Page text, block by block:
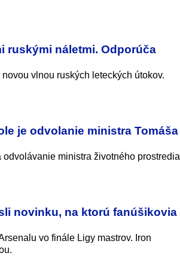
ruskými náletmi. Odporúča
vlnou ruských leteckých útokov.
je odvolanie ministra Tomáša
ministra životného prostredia
novinku, na ktorú fanúšikovia
vo finále Ligy mastrov. Iron